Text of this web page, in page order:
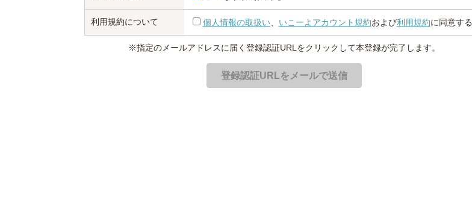
利用規約について 個人情報の取扱い、 いこーよアカウント規約および利用規約に同意する
※指定のメールアドレスに届く登録認証URLをクリックして本登録が完了します。